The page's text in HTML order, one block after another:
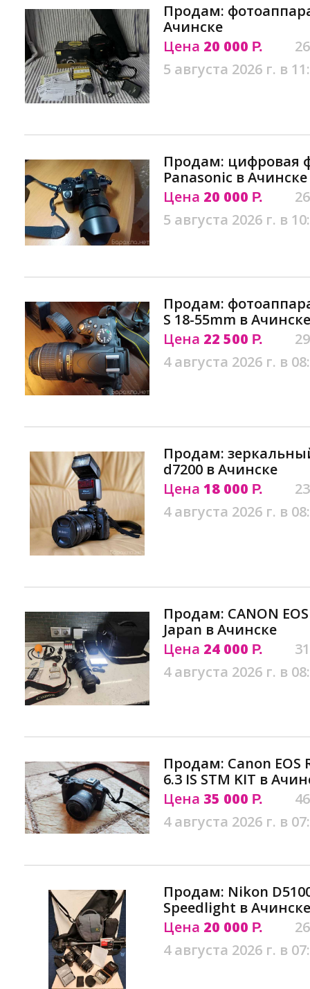
Продам:
Ачинске
Цена 20 000 Р.
5 августа 2026 г. в
Продам: цифровая
Panasonic в Ачинске
Цена 20 000 Р.
5 августа 2026 г. в
Продам:
S 18-55mm в Ачинске
Цена 22 500 Р.
4 августа 2026 г. в
Продам:
d7200 в Ачинске
Цена 18 000 Р.
4 августа 2026 г. в
Продам: CANON
Japan в Ачинске
Цена 24 000 Р.
4 августа 2026 г. в
Продам: Canon EOS
6.3 IS STM KIT в
Цена 35 000 Р.
4 августа 2026 г. в
Продам: Nikon
Speedlight в Ачинске
Цена 20 000 Р.
4 августа 2026 г. в